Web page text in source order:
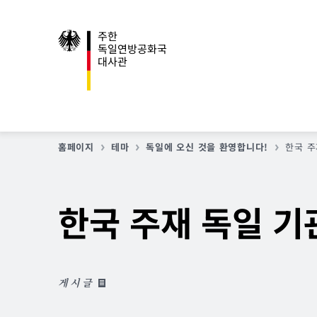
주한
독일연방공화국
대사관
홈페이지 테마 독일에 오신 것을 환영합니다! 한국
한국 주재 독일 기
게시글